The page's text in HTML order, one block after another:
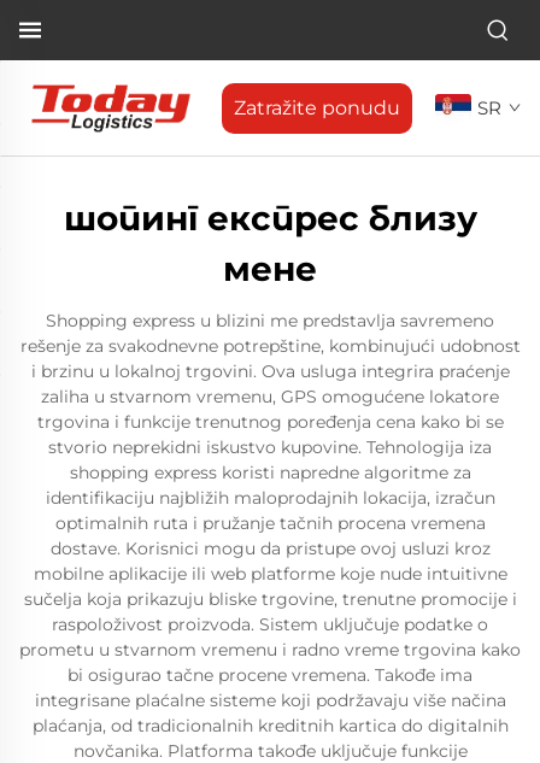
Zatražite ponudu SR
шопинг експрес близу
мене
Shopping express u blizini me predstavlja savremeno
rešenje za svakodnevne potrepštine, kombinujući udobnost
i brzinu u lokalnoj trgovini. Ova usluga integrira praćenje
zaliha u stvarnom vremenu, GPS omogućene lokatore
trgovina i funkcije trenutnog poređenja cena kako bi se
stvorio neprekidni iskustvo kupovine. Tehnologija iza
shopping express koristi napredne algoritme za
identifikaciju najbližih maloprodajnih lokacija, izračun
optimalnih ruta i pružanje tačnih procena vremena
dostave. Korisnici mogu da pristupe ovoj usluzi kroz
mobilne aplikacije ili web platforme koje nude intuitivne
sučelja koja prikazuju bliske trgovine, trenutne promocije i
raspoloživost proizvoda. Sistem uključuje podatke o
prometu u stvarnom vremenu i radno vreme trgovina kako
bi osigurao tačne procene vremena. Takođe ima
integrisane plaćalne sisteme koji podržavaju više načina
plaćanja, od tradicionalnih kreditnih kartica do digitalnih
novčanika. Platforma takođe uključuje funkcije